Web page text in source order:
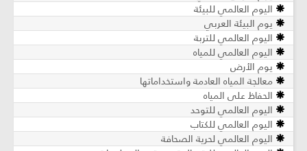
اليوم العالمي للبيئة
يوم البيئة العربي
اليوم العالمي للتربة
اليوم العالمي للمياه
يوم الأرض
معالجة المياه العادمة واستخداماتها
الحفاظ على المياه
اليوم العالمي للتوحد
اليوم العالمي للكتاب
اليوم العالمي لحرية الصحافة